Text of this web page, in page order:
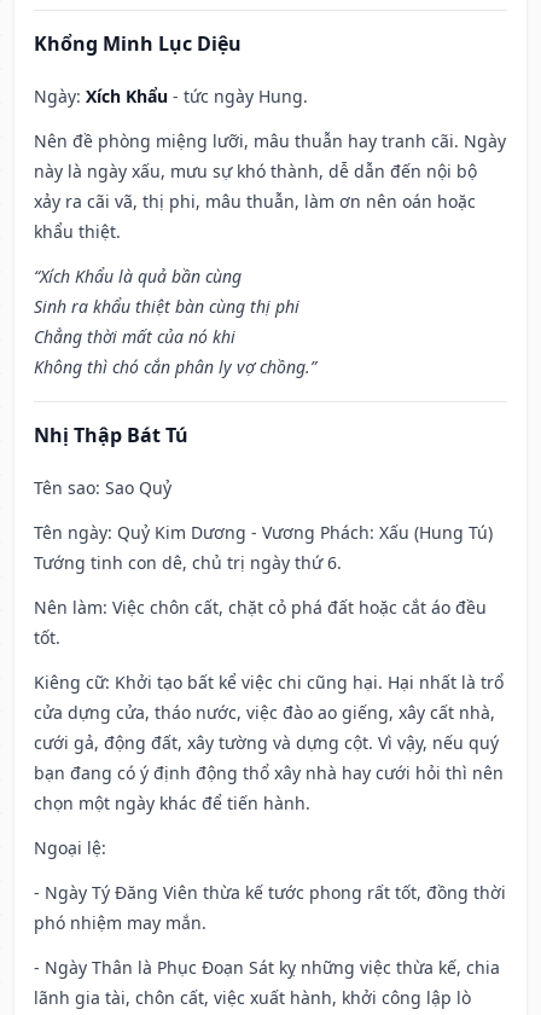
Khổng Minh Lục Diệu
Ngày: Xích Khẩu - tức ngày Hung.
Nên đề phòng miệng lưỡi, mâu thuẫn hay tranh cãi. Ngày
này là ngày xấu, mưu sự khó thành, dễ dẫn đến nội bộ
xảy ra cãi vã, thị phi, mâu thuẫn, làm ơn nên oán hoặc
khẩu thiệt.
“Xích Khẩu là quả bần cùng
Sinh ra khẩu thiệt bàn cùng thị phi
Chẳng thời mất của nó khi
Không thì chó cắn phân ly vợ chồng.”
Nhị Thập Bát Tú
Tên sao: Sao Quỷ
Tên ngày: Quỷ Kim Dương - Vương Phách: Xấu (Hung Tú)
Tướng tinh con dê, chủ trị ngày thứ 6.
Nên làm: Việc chôn cất, chặt cỏ phá đất hoặc cắt áo đều
tốt.
Kiêng cữ: Khởi tạo bất kể việc chi cũng hại. Hại nhất là trổ
cửa dựng cửa, tháo nước, việc đào ao giếng, xây cất nhà,
cưới gả, động đất, xây tường và dựng cột. Vì vậy, nếu quý
bạn đang có ý định động thổ xây nhà hay cưới hỏi thì nên
chọn một ngày khác để tiến hành.
Ngoại lệ:
- Ngày Tý Đăng Viên thừa kế tước phong rất tốt, đồng thời
phó nhiệm may mắn.
- Ngày Thân là Phục Đoạn Sát kỵ những việc thừa kế, chia
lãnh gia tài, chôn cất, việc xuất hành, khởi công lập lò